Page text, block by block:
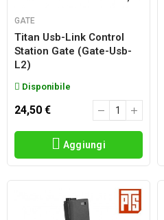
GATE
Titan Usb-Link Control
Station Gate (gate-Usb-
L2)
Disponibile
24,50 €
Aggiungi